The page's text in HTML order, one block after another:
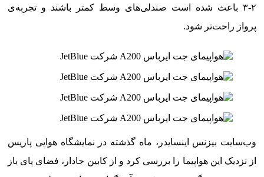
۲-۳ باعث شده است صندلی‌های وسط کمتر باشند و تجربه‌ی
پرواز راحت‌تر شود.
وب‌سایت بیزنس اینسایدر، ماه گذشته در نمایشگاه هوایی پاریس
از نزدیک این هواپیما را بررسی کرد و از کابین جادار، فضای پای باز